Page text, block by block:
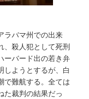
ラバマ州での出来
、殺人犯として死刑
ーバード出の若き弁
しようとするが、白
で難航する。全ては
た裁判の結果だっ